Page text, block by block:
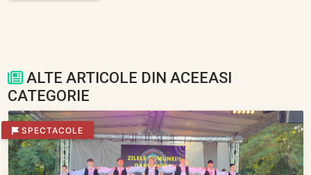
ALTE ARTICOLE DIN ACEEASI
CATEGORIE
SPECTACOLE